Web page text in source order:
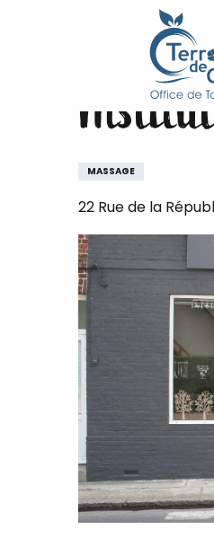
Institut Pom
MASSAGE
22 Rue de la